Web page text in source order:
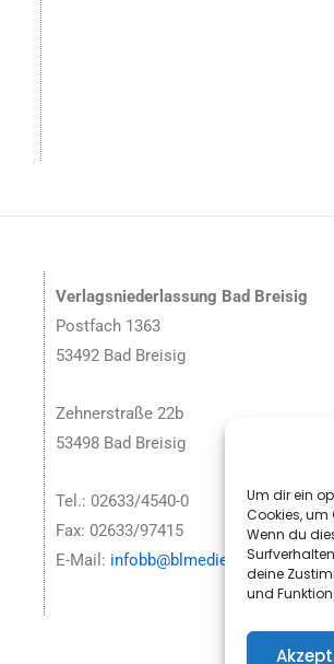
Um dir ein
Cookies,
Wenn du
deine
und
Verlagsniederlassung Bad Breisig
Postfach 1363
53492 Bad Breisig
Zehnerstraße 22b
53498 Bad Breisig
Tel.: 02633/4540-0
Fax: 02633/97415
E-Mail: infobb@blmedien.de